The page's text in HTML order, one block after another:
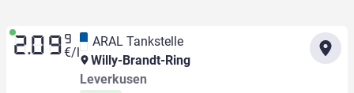
2.09 9
€/l
ARAL Tankstelle
Willy-Brandt-Ring
Leverkusen